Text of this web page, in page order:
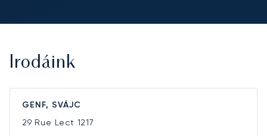
Irodáink
GENF, SVÁJC
29 Rue Lect 1217